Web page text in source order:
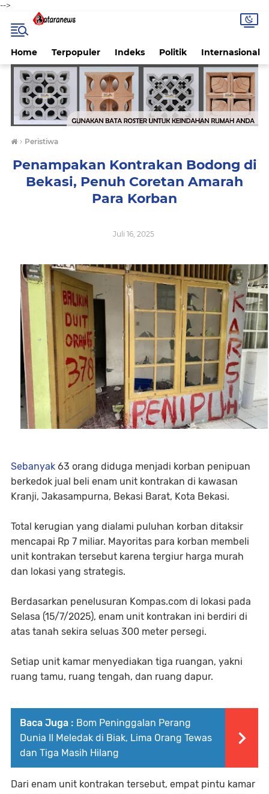
-->
Home Terpopuler Indeks Politik Internasional
› Peristiwa
Penampakan Kontrakan Bodong di
Bekasi, Penuh Coretan Amarah
Para Korban
Juli 16, 2025
Sebanyak 63 orang diduga menjadi korban penipuan
berkedok jual beli enam unit kontrakan di kawasan
Kranji, Jakasampurna, Bekasi Barat, Kota Bekasi.
Total kerugian yang dialami puluhan korban ditaksir
mencapai Rp 7 miliar. Mayoritas para korban membeli
unit kontrakan tersebut karena tergiur harga murah
dan lokasi yang strategis.
Berdasarkan penelusuran Kompas.com di lokasi pada
Selasa (15/7/2025), enam unit kontrakan ini berdiri di
atas tanah sekira seluas 300 meter persegi.
Setiap unit kamar menyediakan tiga ruangan, yakni
ruang tamu, ruang tengah, dan ruang dapur.
Baca Juga : Bom Peninggalan Perang
Dunia II Meledak di Biak, Lima Orang Tewas
dan Tiga Masih Hilang
Dari enam unit kontrakan tersebut, empat pintu kamar